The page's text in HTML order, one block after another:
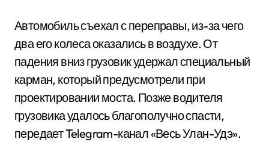
Автомобиль съехал с переправы, из-за чего
два его колеса оказались в воздухе. От
падения вниз грузовик удержал специальный
карман, который предусмотрели при
проектировании моста. Позже водителя
грузовика удалось благополучно спасти,
передает Telegram-канал «Весь Улан-Удэ».